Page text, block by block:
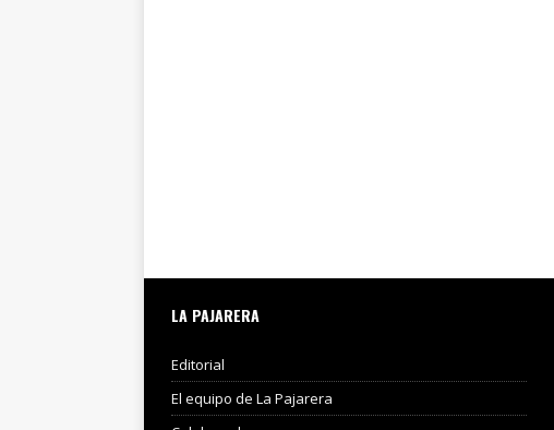
LA PAJARERA
Editorial
El equipo de La Pajarera